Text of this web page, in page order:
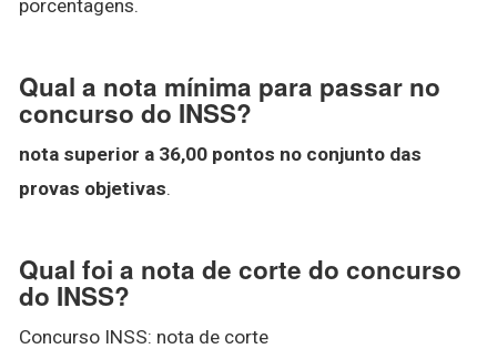
porcentagens.
Qual a nota mínima para passar no
concurso do INSS?
nota superior a 36,00 pontos no conjunto das
provas objetivas.
Qual foi a nota de corte do concurso
do INSS?
Concurso INSS: nota de corte